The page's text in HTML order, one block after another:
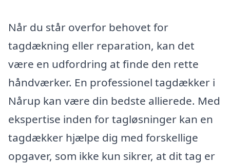
Når du står overfor behovet for
tagdækning eller reparation, kan det
være en udfordring at finde den rette
håndværker. En professionel tagdækker i
Nårup kan være din bedste allierede. Med
ekspertise inden for tagløsninger kan en
tagdækker hjælpe dig med forskellige
opgaver, som ikke kun sikrer, at dit tag er